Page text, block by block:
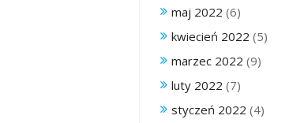
maj 2022 (6)
kwiecień 2022 (5)
marzec 2022 (9)
luty 2022 (7)
styczeń 2022 (4)